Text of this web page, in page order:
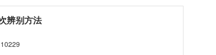
辨别方法